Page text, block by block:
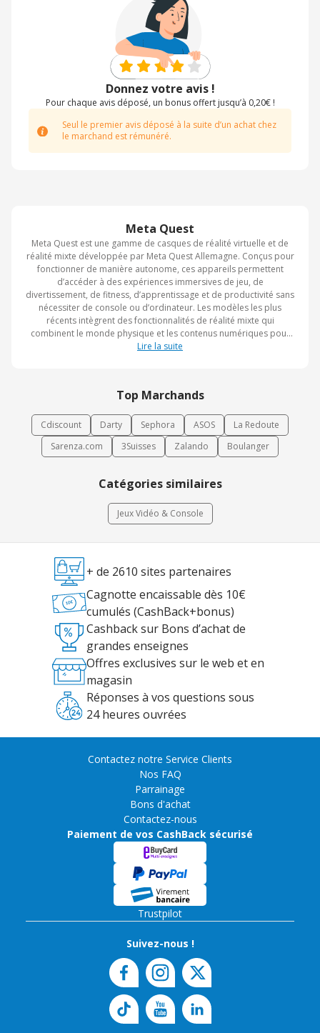
Meta Quest
Meta Quest est une gamme de casques de réalité virtuelle et de
réalité mixte développée par Meta Quest Allemagne. Conçus pour
fonctionner de manière autonome, ces appareils permettent
d’accéder à des expériences immersives de jeu, de
divertissement, de fitness, d’apprentissage et de productivité sans
nécessiter de console ou d’ordinateur. Les modèles les plus
récents intègrent des fonctionnalités de réalité mixte qui
combinent le monde physique et les contenus numériques pour
offrir des interactions plus naturelles et immersives. La
environnement logiciel afin d’améliorer les performances, la
Lire la suite
Top Marchands
Cdiscount Darty Sephora ASOS
La Redoute
Sarenza.com
3Suisses Zalando Boulanger
Catégories similaires
Jeux Vidéo & Console
Donnez votre avis !
Pour chaque avis déposé, un bonus offert jusqu’à 0,20€ !
Seul le premier avis déposé à la suite d’un achat chez
le marchand est rémunéré.
+ de 2610 sites partenaires
Cagnotte encaissable dès 10€
cumulés (CashBack+bonus)
Cashback sur Bons d’achat de
grandes enseignes
Offres exclusives sur le web et en
magasin
Réponses à vos questions sous
24 heures ouvrées
Contactez notre Service Clients
Nos FAQ
Parrainage
Bons d'achat
Contactez-nous
Paiement de vos CashBack sécurisé
Trustpilot
Suivez-nous !